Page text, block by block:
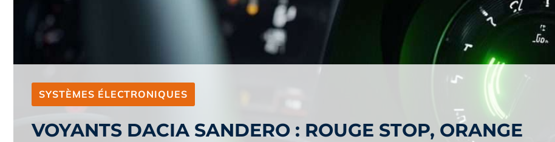
SYSTÈMES ÉLECTRONIQUES
VOYANTS DACIA SANDERO : ROUGE STOP, ORANGE